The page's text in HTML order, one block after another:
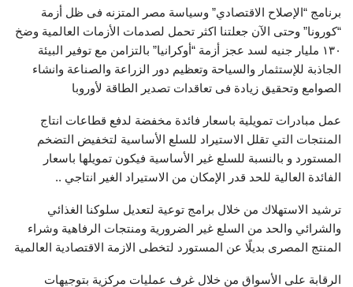
برنامج “الإصلاح الاقتصادي” وسياسة مصر المتزنه فى ظل أزمة
“كورونا” وحتى الآن جعلتنا اكثر تحمل لصدمات الأزمات العالمية وضخ
١٣٠ مليار جنيه لسد عجز أزمة “أوكرانيا” بالتزامن مع توفير البيئة
الجاذبة للإستثمار والسياحة وتعظيم دور الزراعة والصناعة وانشاء
الصوامع وتحقيق زيادة فى تعاقدات تصدير الطاقة لأوروبا
عمل مبادرات تمويلية باسعار فائدة مخفضة لدفع قطاعات انتاج
المنتجات التي تقلل الاستيراد للسلع الأساسية لتخفيض التضخم
المستورد و بالنسبة للسلع غير الأساسية فيكون تمويلها باسعار
الفائدة العالية للحد قدر الإمكان من الاستيراد الغير انتاجي ..
ترشيد الاستهلاك من خلال برامج توعية لتعديل سلوكنا الغذائي
والشرائي والحد من السلع غير الضرورية ومنتجات الرفاهية وشراء
المنتج المصرى بديلًا عن المستورد لتخطى الازمة الاقتصادية العالمية
الرقابة على الأسواق من خلال غرف عمليات مركزية بتوجيهات